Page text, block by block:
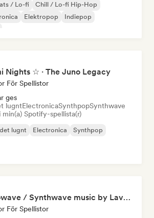
/ Lo-fi
Chill / Lo-fi Hip-Hop
Elektropop
Indiepop
Nights ☆ · The Juno Legacy
För Spellistor
ges
lugntElectronicaSynthpopSynthwave
Spotify-spellista(r)
lugnt Electronica
Synthpop
Retrowave / Synthwave music by Lavaros
För Spellistor